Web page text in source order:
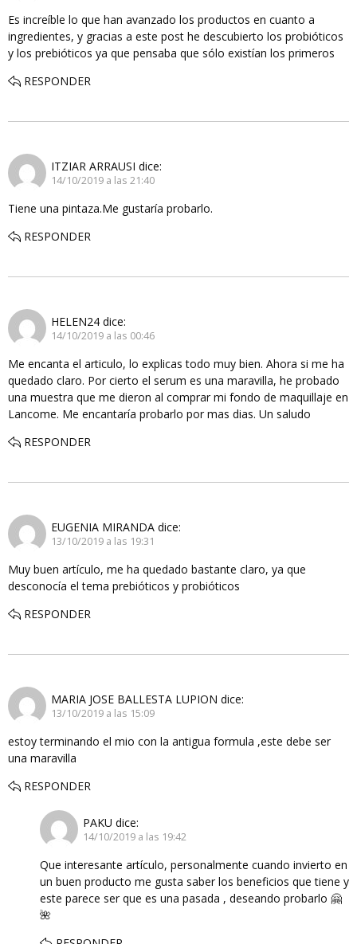
Es increíble lo que han avanzado los productos en cuanto a
ingredientes, y gracias a este post he descubierto los probióticos
y los prebióticos ya que pensaba que sólo existían los primeros
RESPONDER
ITZIAR ARRAUSI dice:
14/10/2019 a las 21:40
Tiene una pintaza.Me gustaría probarlo.
RESPONDER
HELEN24 dice:
14/10/2019 a las 00:46
Me encanta el articulo, lo explicas todo muy bien. Ahora si me ha
quedado claro. Por cierto el serum es una maravilla, he probado
una muestra que me dieron al comprar mi fondo de maquillaje en
Lancome. Me encantaría probarlo por mas dias. Un saludo
RESPONDER
EUGENIA MIRANDA dice:
13/10/2019 a las 19:31
Muy buen artículo, me ha quedado bastante claro, ya que
desconocía el tema prebióticos y probióticos
RESPONDER
MARIA JOSE BALLESTA LUPION dice:
13/10/2019 a las 15:09
estoy terminando el mio con la antigua formula ,este debe ser
una maravilla
RESPONDER
PAKU dice:
14/10/2019 a las 19:42
Que interesante artículo, personalmente cuando invierto en
un buen producto me gusta saber los beneficios que tiene y
este parece ser que es una pasada , deseando probarlo 🤗
🌺